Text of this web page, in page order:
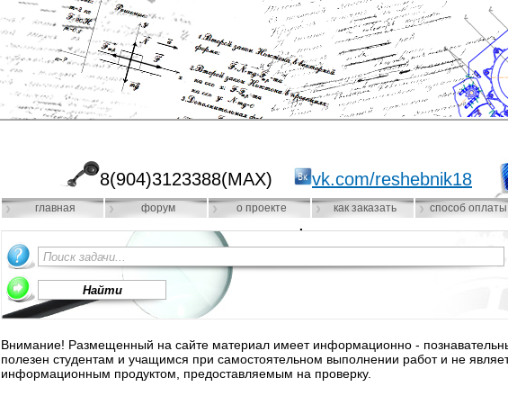
8(904)3123388(MAX) vk.com/reshebnik18
главная форум о проекте как заказать способ оплаты
Внимание! Размещенный на сайте материал имеет информационно -
полезен студентам и учащимся при самостоятельном выполнении работ и не
информационным продуктом, предоставляемым на проверку.